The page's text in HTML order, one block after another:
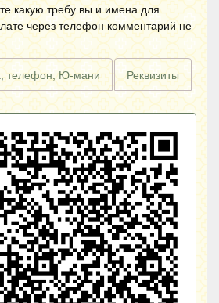
какую требу вы и имена для
через телефон комментарий не
телефон, Ю-мани Реквизиты